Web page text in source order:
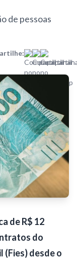
de pessoas
de R$ 12
do
(Fies) desde o